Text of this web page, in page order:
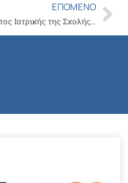
ΕΠΌΜΕΝΟ
ΠΜΣ Τμήματος Ιατρικής της Σχολής Επιστημών Υγείας ΔΠΘ “Μεθοδολογία της σύγχρονης αντιμετώπισης της νεφρικής ανεπάρκειας”